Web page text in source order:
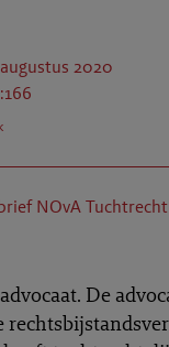
2020
NOvA
De